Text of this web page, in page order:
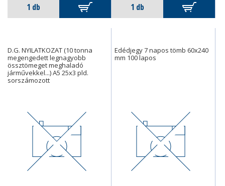
D.G. NYILATKOZAT (10 tonna
megengedett legnagyobb
össztömeget meghaladó
járművekkel...) A5 25x3 pld.
sorszámozott
Edédjegy 7 napos tömb 60x240
mm 100 lapos